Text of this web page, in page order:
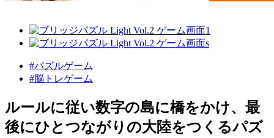
#パズルゲーム
#脳トレゲーム
ルールに従い数字の島に橋をかけ、最
後にひとつながりの大陸をつくるパズ